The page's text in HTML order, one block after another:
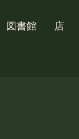
図書館 店